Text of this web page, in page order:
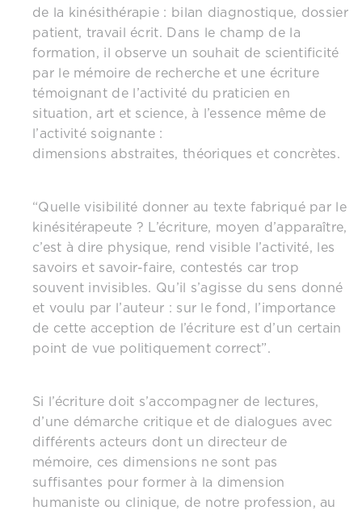
de la kinésithérapie : bilan diagnostique, dossier
patient, travail écrit. Dans le champ de la
formation, il observe un souhait de scientificité
par le mémoire de recherche et une écriture
témoignant de l’activité du praticien en
situation, art et science, à l’essence même de
l’activité soignante :
dimensions abstraites, théoriques et concrètes.
“Quelle visibilité donner au texte fabriqué par le
kinésitérapeute ? L’écriture, moyen d’apparaître,
c’est à dire physique, rend visible l’activité, les
savoirs et savoir-faire, contestés car trop
souvent invisibles. Qu’il s’agisse du sens donné
et voulu par l’auteur : sur le fond, l’importance
de cette acception de l’écriture est d’un certain
point de vue politiquement correct”.
Si l’écriture doit s’accompagner de lectures,
d’une démarche critique et de dialogues avec
différents acteurs dont un directeur de
mémoire, ces dimensions ne sont pas
suffisantes pour former à la dimension
humaniste ou clinique, de notre profession, au